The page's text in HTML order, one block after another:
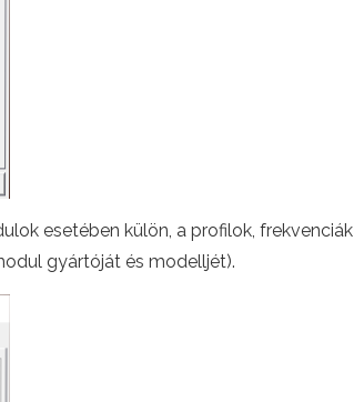
esetében külön, a profilok, frekvenciák
gyártóját és modelljét).